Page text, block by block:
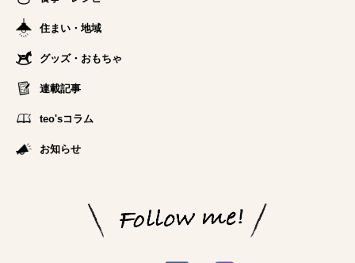
住まい・地域
グッズ・おもちゃ
連載記事
teo'sコラム
お知らせ